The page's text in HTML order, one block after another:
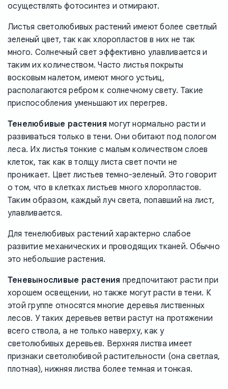
осуществлять фотосинтез и отмирают.
Листья светолюбивых растений имеют более светлый
зеленый цвет, так как хлоропластов в них не так
много. Солнечный свет эффективно улавливается и
таким их количеством. Часто листья покрыты
восковым налетом, имеют много устьиц,
располагаются ребром к солнечному свету. Такие
приспособления уменьшают их перегрев.
Тенелюбивые растения могут нормально расти и
развиваться только в тени. Они обитают под пологом
леса. Их листья тонкие с малым количеством слоев
клеток, так как в толщу листа свет почти не
проникает. Цвет листьев темно-зеленый. Это говорит
о том, что в клетках листьев много хлоропластов.
Таким образом, каждый луч света, попавший на лист,
улавливается.
Для тенелюбивых растений характерно слабое
развитие механических и проводящих тканей. Обычно
это небольшие растения.
Теневыносливые растения предпочитают расти при
хорошем освещении, но также могут расти в тени. К
этой группе относятся многие деревья лиственных
лесов. У таких деревьев ветви растут на протяжении
всего ствола, а не только наверху, как у
светолюбивых деревьев. Верхняя листва имеет
признаки светолюбивой растительности (она светлая,
плотная), нижняя листва более темная и тонкая.